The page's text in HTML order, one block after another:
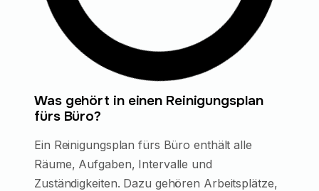
Was gehört in einen Reinigungsplan
fürs Büro?
Ein Reinigungsplan fürs Büro enthält alle
Räume, Aufgaben, Intervalle und
Zuständigkeiten. Dazu gehören Arbeitsplätze,